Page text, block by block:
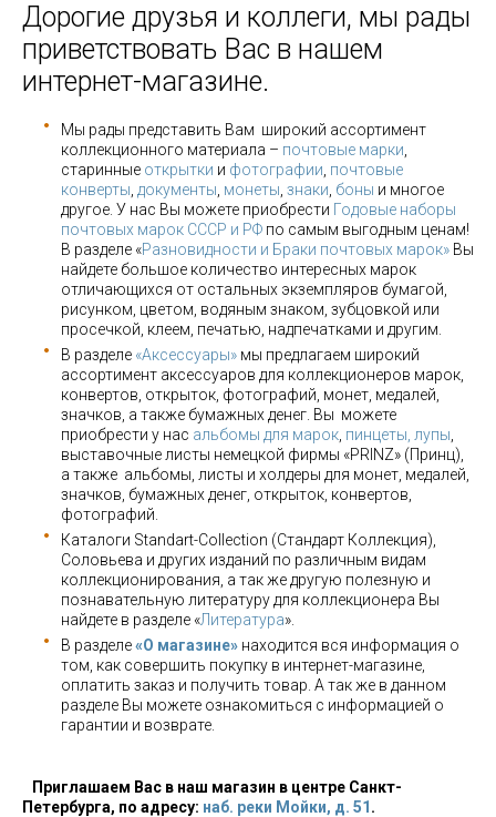
Дорогие друзья и коллеги, мы рады
приветствовать Вас в нашем
интернет-магазине.
Мы рады представить Вам широкий ассортимент
коллекционного материала – почтовые марки
старинные открытки и фотографии почтовые
конверты документы монеты знаки боны и многое
другое. У нас Вы можете приобрести Годовые наборы
почтовых марок СССР и РФ по самым выгодным ценам!
В разделе «Разновидности и Браки почтовых марок» Вы
найдете большое количество интересных марок
отличающихся от остальных экземпляров бумагой,
рисунком, цветом, водяным знаком, зубцовкой или
просечкой, клеем, печатью, надпечатками и другим.
В разделе «Аксессуары» мы предлагаем широкий
ассортимент аксессуаров для коллекционеров марок,
конвертов, открыток, фотографий, монет, медалей,
значков, а также бумажных денег. Вы можете
приобрести у нас альбомы для марок пинцеты, лупы
выставочные листы немецкой фирмы «PRINZ» (Принц),
а также альбомы, листы и холдеры для монет, медалей,
значков, бумажных денег, открыток, конвертов,
фотографий.
Каталоги Standart-Collection (Стандарт Коллекция),
Соловьева и других изданий по различным видам
коллекционирования, а так же другую полезную и
познавательную литературу для коллекционера Вы
найдете в разделе «Литература».
В разделе«О магазине» находится вся информация о
том, как совершить покупку в интернет-магазине,
оплатить заказ и получить товар. А так же в данном
разделе Вы можете ознакомиться с информацией о
гарантии и возврате.
Приглашаем Вас в наш магазин в центре Санкт-
Петербурга, по адресу: наб. реки Мойки, д. 51 .